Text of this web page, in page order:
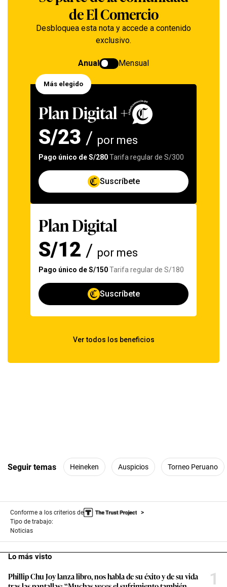
Seguir temas Heineken Auspicios Torneo Peruano
Conforme a los criterios de
Tipo de trabajo:
Noticias
Lo más visto
Phillip Chu Joy lanza libro, nos habla de su éxito y de su vida
1